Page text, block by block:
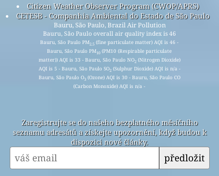
Citizen Weather Observer Program (CWOP/APRS)
CETESB - Companhia Ambiental do Estado de São Paulo
Bauru, São Paulo, Brazil Air Pollution
Bauru, São Paulo overall air quality index is 46
Bauru, São Paulo PM2.5 (fine particulate matter) AQI is 46 -
Bauru, São Paulo PM10 (PM10 (Respirable particulate
matter)) AQI is 33 - Bauru, São Paulo NO2(Nitrogen Dioxide)
AQI is 5 - Bauru, São Paulo SO2(Sulphur Dioxide) AQI is n/a -
Bauru, São Paulo O3(Ozone) AQI is 30 - Bauru, São Paulo CO
(Carbon Monoxide) AQI is n/a -
Zaregistrujte se do našeho bezplatného měsíčního
seznamu adresátů a získejte upozornění, když budou k
dispozici nové články.
předložit